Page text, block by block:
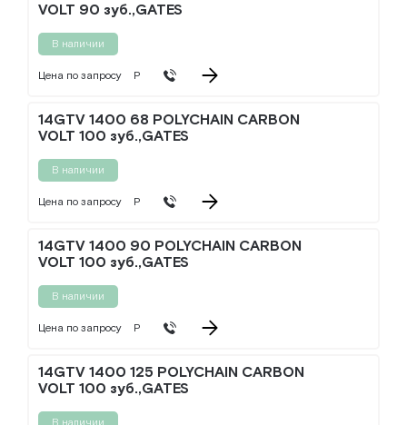
VOLT 90 зуб.,GATES
В наличии
Цена по запросу Р
14GTV 1400 68 POLYCHAIN CARBON
VOLT 100 зуб.,GATES
В наличии
Цена по запросу Р
14GTV 1400 90 POLYCHAIN CARBON
VOLT 100 зуб.,GATES
В наличии
Цена по запросу Р
14GTV 1400 125 POLYCHAIN CARBON
VOLT 100 зуб.,GATES